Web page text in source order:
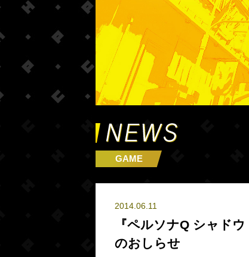
GAME
2014.06.11
『ペルソナQ シャド
のおしらせ